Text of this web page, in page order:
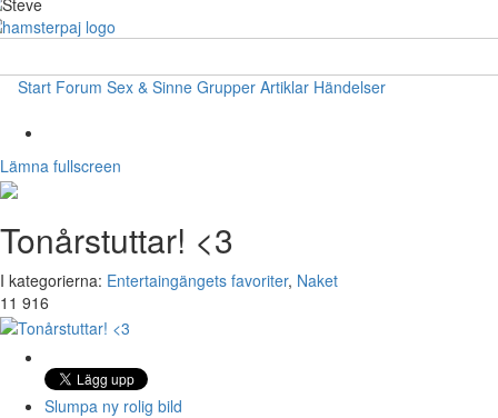
Start Forum Sex & Sinne Grupper Artiklar Händelser
Lämna fullscreen
Tonårstuttar! <3
I kategorierna: Entertaingängets favoriter, Naket
11 916
Slumpa ny rolig bild